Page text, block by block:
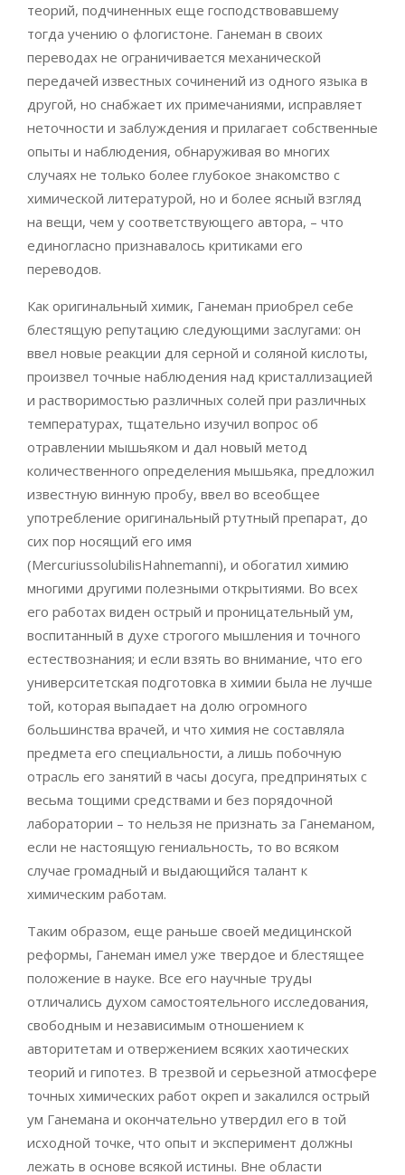
теорий, подчиненных еще господствовавшему
тогда учению о флогистоне. Ганеман в своих
переводах не ограничивается механической
передачей известных сочинений из одного языка в
другой, но снабжает их примечаниями, исправляет
неточности и заблуждения и прилагает собственные
опыты и наблюдения, обнаруживая во многих
случаях не только более глубокое знакомство с
химической литературой, но и более ясный взгляд
на вещи, чем у соответствующего автора, – что
единогласно признавалось критиками его
переводов.
Как оригинальный химик, Ганеман приобрел себе
блестящую репутацию следующими заслугами: он
ввел новые реакции для серной и соляной кислоты,
произвел точные наблюдения над кристаллизацией
и растворимостью различных солей при различных
температурах, тщательно изучил вопрос об
отравлении мышьяком и дал новый метод
количественного определения мышьяка, предложил
известную винную пробу, ввел во всеобщее
употребление оригинальный ртутный препарат, до
сих пор носящий его имя
(MercuriussolubilisHahnemanni), и обогатил химию
многими другими полезными открытиями. Во всех
его работах виден острый и проницательный ум,
воспитанный в духе строгого мышления и точного
естествознания; и если взять во внимание, что его
университетская подготовка в химии была не лучше
той, которая выпадает на долю огромного
большинства врачей, и что химия не составляла
предмета его специальности, а лишь побочную
отрасль его занятий в часы досуга, предпринятых с
весьма тощими средствами и без порядочной
лаборатории – то нельзя не признать за Ганеманом,
если не настоящую гениальность, то во всяком
случае громадный и выдающийся талант к
химическим работам.
Таким образом, еще раньше своей медицинской
реформы, Ганеман имел уже твердое и блестящее
положение в науке. Все его научные труды
отличались духом самостоятельного исследования,
свободным и независимым отношением к
авторитетам и отвержением всяких хаотических
теорий и гипотез. В трезвой и серьезной атмосфере
точных химических работ окреп и закалился острый
ум Ганемана и окончательно утвердил его в той
исходной точке, что опыт и эксперимент должны
лежать в основе всякой истины. Вне области